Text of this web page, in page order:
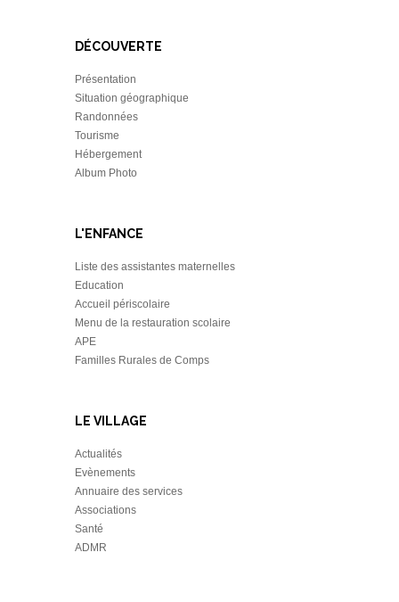
DÉCOUVERTE
Présentation
Situation géographique
Randonnées
Tourisme
Hébergement
Album Photo
L'ENFANCE
Liste des assistantes maternelles
Education
Accueil périscolaire
Menu de la restauration scolaire
APE
Familles Rurales de Comps
LE VILLAGE
Actualités
Evènements
Annuaire des services
Associations
Santé
ADMR